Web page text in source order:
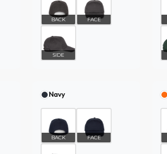
BACK FACE
SIDE
Navy
BACK FACE